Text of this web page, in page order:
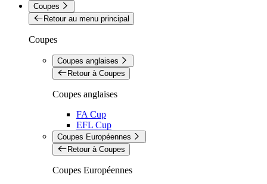
Coupes
Retour au menu principal
Coupes
Coupes anglaises
Retour à Coupes
Coupes anglaises
FA Cup
EFL Cup
Coupes Européennes
Retour à Coupes
Coupes Européennes